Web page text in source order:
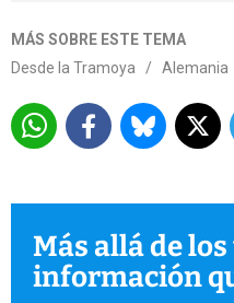
MÁS SOBRE ESTE TEMA
Desde la Tramoya
/ Alemania
Más allá de
información